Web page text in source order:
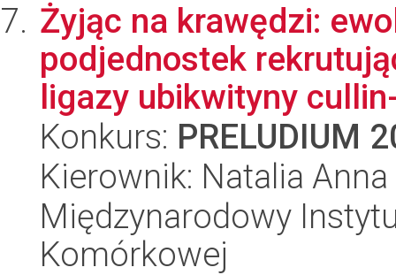
Żyjąc na krawędzi:
podjednostek
ligazy ubikwityny
Konkurs: PRELUDIUM
Kierownik: Natalia
Międzynarodowy
Komórkowej